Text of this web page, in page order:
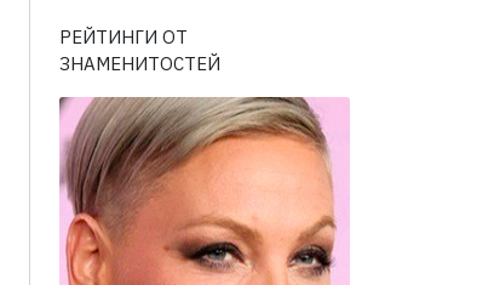
РЕЙТИНГИ ОТ
ЗНАМЕНИТОСТЕЙ